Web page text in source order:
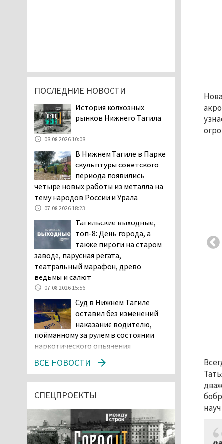
ПОСЛЕДНИЕ НОВОСТИ
История колхозных
рынков Нижнего Тагила
08.08.2026 10:08
В Нижнем Тагиле в Парке
скульптуры советского
периода появились
четыре новых работы из металла на
тему народов России и Урала
07.08.2026 18:23
Тагильские выходные,
топ-8: День города, а
также пироги на старом
заводе, парусная регата,
театральный марафон, древо
ведьмы и салют
07.08.2026 15:56
Суд в Нижнем Тагиле
оставил без изменений
наказание водителю,
пойманному за рулём в состоянии
наркотического опьянения
ДТП под Екатеринбургом
Тагильские спасатели
проникли в квартиру
через балкон, чтобы
ВСЕ НОВОСТИ
СПЕЦПРОЕКТЫ